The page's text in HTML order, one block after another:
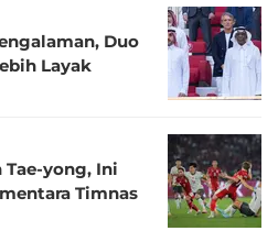
Duo
Layak
yong, Ini
Timnas